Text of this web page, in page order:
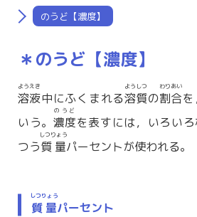
のうど【濃度】
＊のうど【濃度】
溶液
ようえき
中にふくまれる溶質
ようしつ
の割合
わりあい
いう。 濃度
のうど
を表すには，いろいろ
つう質量
しつりょう
パーセントが使われる。
質量
しつりょう
パーセント